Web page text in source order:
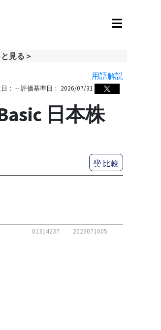
見る＞
用語解説
： -- 評価基準日： 2026/07/31
日本株
比較
01314237 2023071005